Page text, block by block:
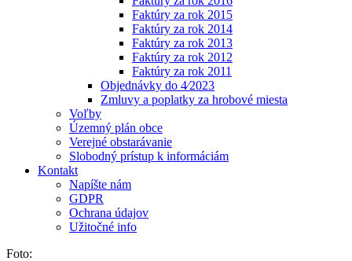
Faktúry za rok 2015
Faktúry za rok 2014
Faktúry za rok 2013
Faktúry za rok 2012
Faktúry za rok 2011
Objednávky do 4⁄2023
Zmluvy a poplatky za hrobové miesta
Voľby
Územný plán obce
Verejné obstarávanie
Slobodný prístup k informáciám
Kontakt
Napíšte nám
GDPR
Ochrana údajov
Užitočné info
Foto: